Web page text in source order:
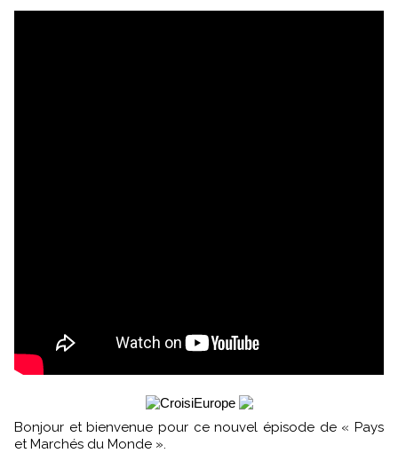
Bonjour et bienvenue pour ce nouvel épisode de « Pays
et Marchés du Monde ».